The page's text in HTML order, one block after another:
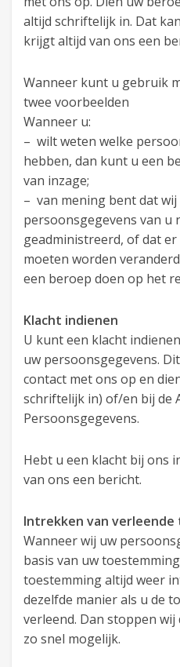
altijd schriftelijk in. Dat
krijgt altijd van ons een
Wanneer kunt u gebruik
twee voorbeelden
Wanneer u:
– wilt weten welke
hebben, dan kunt u een
van inzage;
– van mening bent dat wij
persoonsgegevens van u
geadministreerd, of dat
moeten worden
een beroep doen op het
Klacht indienen
U kunt een klacht
uw persoonsgegevens.
contact met ons op en
schriftelijk in) of/en bij de
Persoonsgegevens.
Hebt u een klacht bij ons
van ons een bericht.
Intrekken van
Wanneer wij uw
basis van uw
toestemming altijd weer
dezelfde manier als u de
verleend. Dan stoppen
zo snel mogelijk.